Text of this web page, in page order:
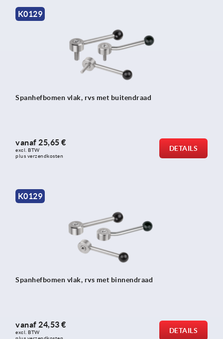
K0129
Spanhefbomen vlak, rvs met buitendraad
vanaf 25,65 €
excl. BTW
plus verzendkosten
DETAILS
K0129
Spanhefbomen vlak, rvs met binnendraad
vanaf 24,53 €
excl. BTW
DETAILS